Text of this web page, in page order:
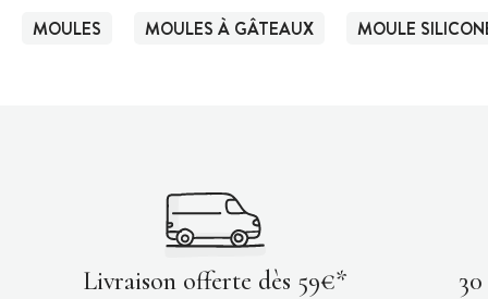
MOULES MOULES À GÂTEAUX MOULE
Livraison offerte dès 59€*